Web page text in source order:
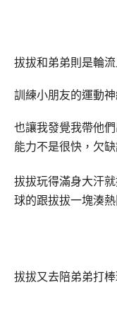
拔拔和弟弟則是輪
訓練小朋友的運動
也讓我發覺我帶他
能力不是很快，欠
拔拔玩得滿身大汗
球的跟拔拔一塊湊
拔拔又去陪弟弟打